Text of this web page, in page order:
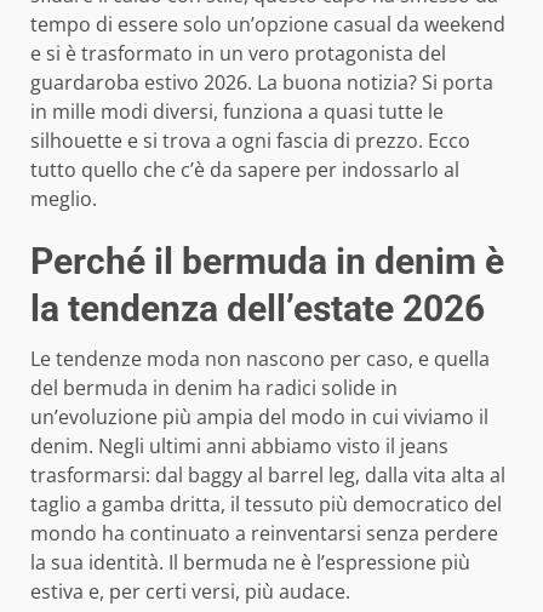
tempo di essere solo un’opzione casual da weekend
e si è trasformato in un vero protagonista del
guardaroba estivo 2026. La buona notizia? Si porta
in mille modi diversi, funziona a quasi tutte le
silhouette e si trova a ogni fascia di prezzo. Ecco
tutto quello che c’è da sapere per indossarlo al
meglio.
Perché il bermuda in denim è
la tendenza dell’estate 2026
Le tendenze moda non nascono per caso, e quella
del bermuda in denim ha radici solide in
un’evoluzione più ampia del modo in cui viviamo il
denim. Negli ultimi anni abbiamo visto il jeans
trasformarsi: dal baggy al barrel leg, dalla vita alta al
taglio a gamba dritta, il tessuto più democratico del
mondo ha continuato a reinventarsi senza perdere
la sua identità. Il bermuda ne è l’espressione più
estiva e, per certi versi, più audace.